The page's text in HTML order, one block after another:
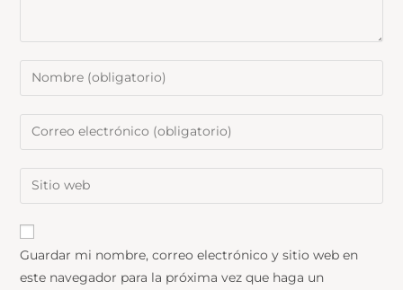
Guardar mi nombre, correo electrónico y sitio web en
este navegador para la próxima vez que haga un